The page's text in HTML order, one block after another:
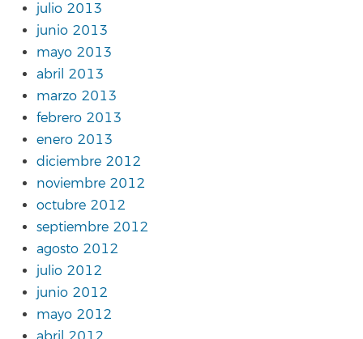
julio 2013
junio 2013
mayo 2013
abril 2013
marzo 2013
febrero 2013
enero 2013
diciembre 2012
noviembre 2012
octubre 2012
septiembre 2012
agosto 2012
julio 2012
junio 2012
mayo 2012